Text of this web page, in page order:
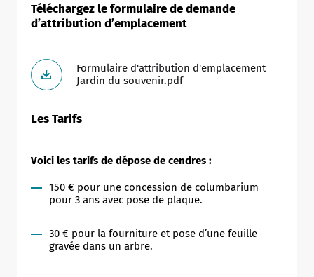
Téléchargez le formulaire de demande
d’attribution d’emplacement
Formulaire d'attribution d'emplacement
Jardin du souvenir.pdf
Les Tarifs
Voici les tarifs de dépose de cendres :
150 € pour une concession de columbarium
pour 3 ans avec pose de plaque.
30 € pour la fourniture et pose d’une feuille
gravée dans un arbre.